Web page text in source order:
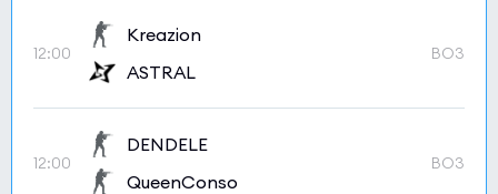
12:00
Kreazion
ASTRAL
BO3
12:00
DENDELE
QueenConso
BO3